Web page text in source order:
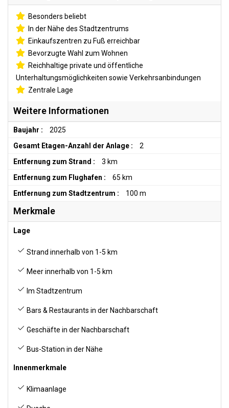
Besonders beliebt
In der Nähe des Stadtzentrums
Einkaufszentren zu Fuß erreichbar
Bevorzugte Wahl zum Wohnen
Reichhaltige private und öffentliche
Unterhaltungsmöglichkeiten sowie Verkehrsanbindungen
Zentrale Lage
Weitere Informationen
Baujahr :
2025
Gesamt Etagen-Anzahl der Anlage :
2
Entfernung zum Strand :
3 km
Entfernung zum Flughafen :
65 km
Entfernung zum Stadtzentrum :
100 m
Merkmale
Lage
Strand innerhalb von 1-5 km
Meer innerhalb von 1-5 km
Im Stadtzentrum
Bars & Restaurants in der Nachbarschaft
Geschäfte in der Nachbarschaft
Bus-Station in der Nähe
Innenmerkmale
Klimaanlage